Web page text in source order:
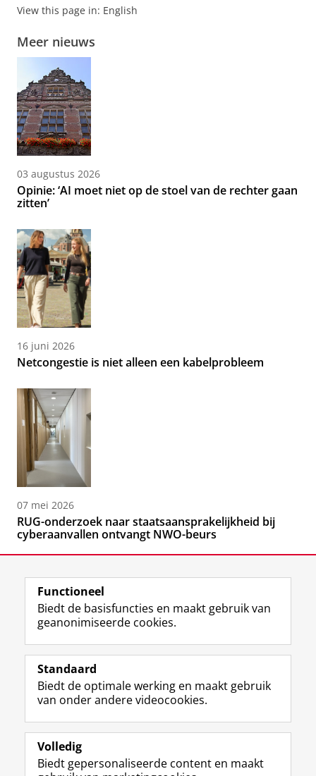
View this page in: English
Meer nieuws
03 augustus 2026
Opinie: ‘AI moet niet op de stoel van de rechter gaan
zitten’
16 juni 2026
Netcongestie is niet alleen een kabelprobleem
07 mei 2026
RUG-onderzoek naar staatsaansprakelijkheid bij
cyberaanvallen ontvangt NWO-beurs
Volg de RUG
F
a
e
b
o
p
L
i
k
e
I
-
R
S
-
f
e
R
I
n
t
r
m
Y
o
T
e
k
Studiekiezers
Alumni
Over ons
Functioneel
Biedt de basisfuncties en maakt gebruik van
geanonimiseerde cookies.
Standaard
Biedt de optimale werking en maakt gebruik
van onder andere videocookies.
Volledig
Biedt gepersonaliseerde content en maakt